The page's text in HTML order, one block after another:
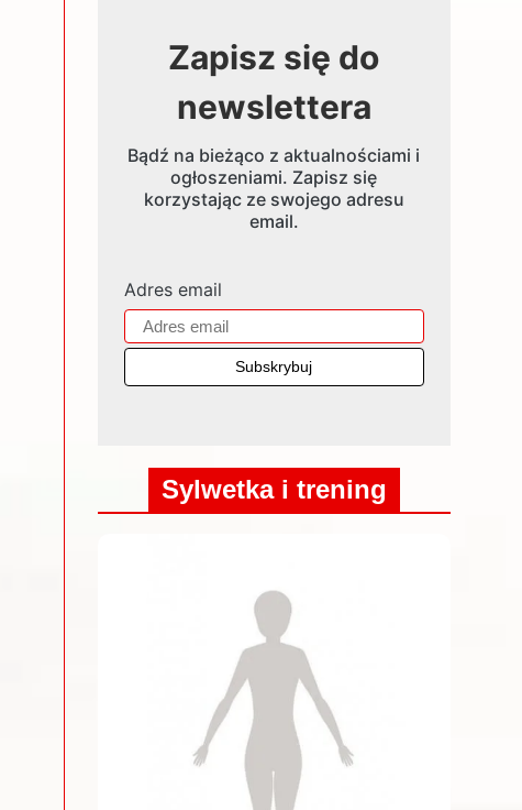
Zapisz się do
newslettera
Bądź na bieżąco z aktualnościami i
ogłoszeniami. Zapisz się
korzystając ze swojego adresu
email.
Adres email
Sylwetka i trening